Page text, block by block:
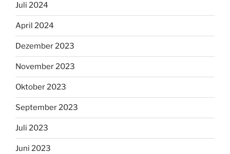
Juli 2024
April 2024
Dezember 2023
November 2023
Oktober 2023
September 2023
Juli 2023
Juni 2023